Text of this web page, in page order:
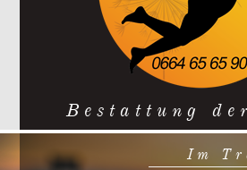
Bestattung
Im